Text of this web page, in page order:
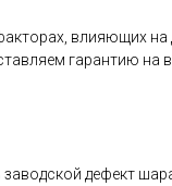
вли­яющих на
га­ран­тию на
де­фект